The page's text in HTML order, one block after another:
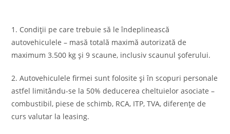
1. Condiţii pe care trebuie să le îndeplinească
autovehiculele – masă totală maximă autorizată de
maximum 3.500 kg şi 9 scaune, inclusiv scaunul şoferului.
2. Autovehiculele firmei sunt folosite şi în scopuri personale
astfel limitându-se la 50% deducerea cheltuielor asociate –
combustibil, piese de schimb, RCA, ITP, TVA, diferenţe de
curs valutar la leasing.